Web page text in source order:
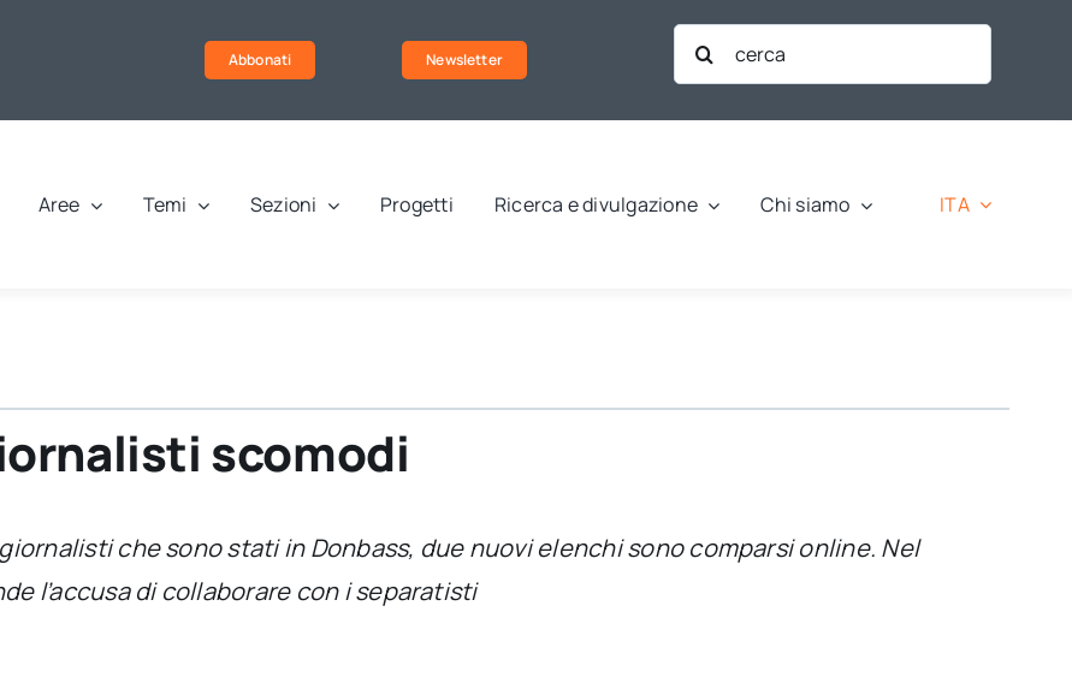
Abbonati Newsletter
Cerca
per:
Aree Temi Sezioni Progetti Ricerca e divulgazione Chi siamo ITA
scomodi
che sono stati in Donbass, due nuovi elenchi sono comparsi online. Nel
l’accusa di collaborare con i separatisti